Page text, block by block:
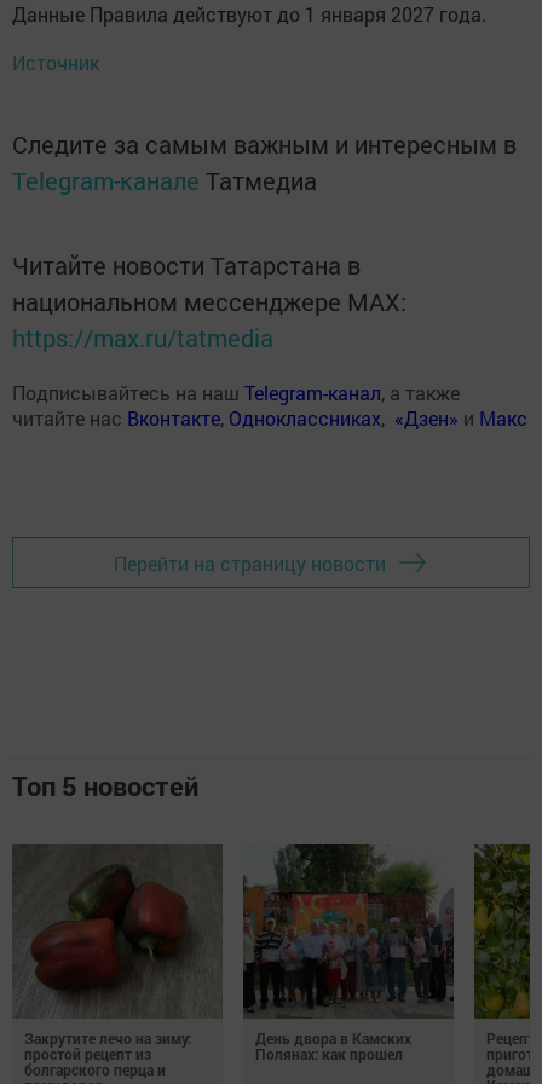
Данные Правила действуют до 1 января 2027 года.
Источник
Следите за самым важным и интересным в
Telegram-канале Татмедиа
Читайте новости Татарстана в
национальном мессенджере MАХ:
https://max.ru/tatmedia
Подписывайтесь на наш Telegram-канал, а также
читайте нас Вконтакте, Одноклассниках, «Дзен» и Макс
Перейти на страницу новости
Топ 5 новостей
Закрутите лечо на зиму:
простой рецепт из
болгарского перца и
День двора в Камских
Полянах: как прошел